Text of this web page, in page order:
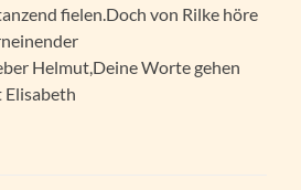
fielen.Doch von Rilke höre
Helmut,Deine Worte gehen